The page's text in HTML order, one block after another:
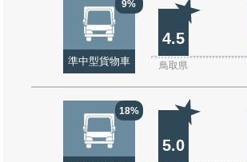
9%
準中型貨物車
4.5
鳥取県
18%
5.0